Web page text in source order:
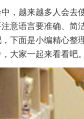
越来越多人会去
意语言要准确、简
下面是小编精心整
大家一起来看看吧。